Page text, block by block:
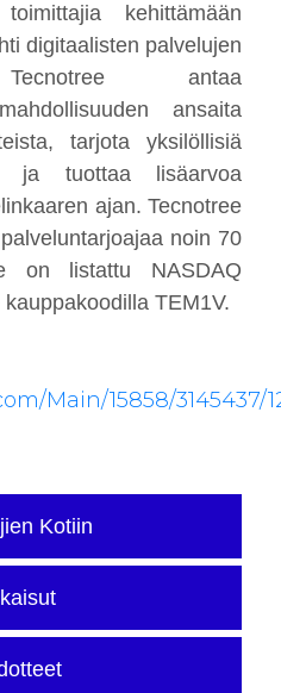
Kotiin
kehittämään
digitaalisten palvelujen
antaa
ansaita
tarjota yksilöllisiä
ja tuottaa lisäarvoa
ajan. Tecnotree
noin 70
on listattu NASDAQ
TEM1V.
Main/15858/3145437/